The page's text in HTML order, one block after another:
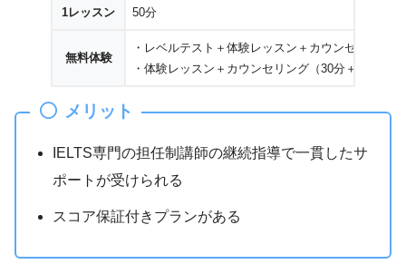
1レッスン 50分
無料体験
・レベルテスト＋体験レッスン＋カウンセリング
・体験レッスン＋カウンセリング（30分＋30分）
メリット
IELTS専門の担任制講師の継続指導で一貫したサ
ポートが受けられる
スコア保証付きプランがある